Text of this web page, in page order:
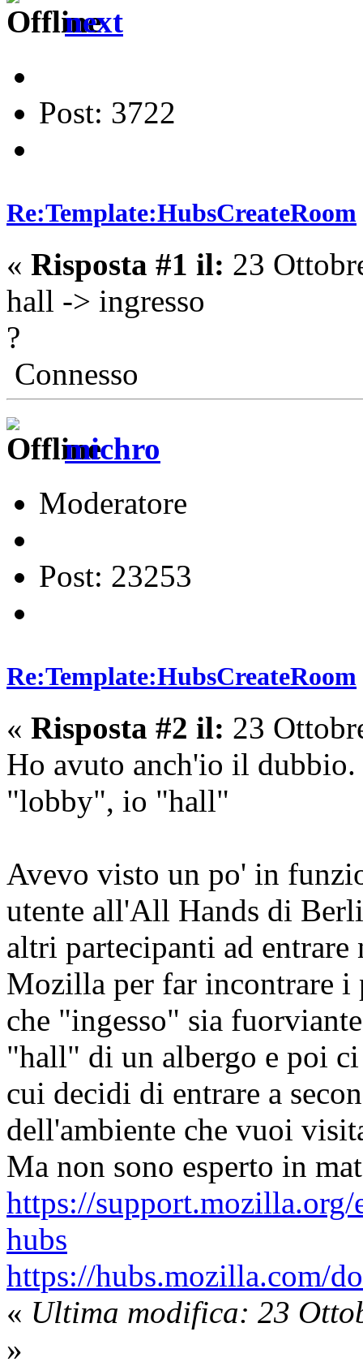
next
Post: 3722
Re:Template:HubsCreateRoom
« Risposta #1 il: 23
hall -> ingresso
?
Connesso
michro
Moderatore
Post: 23253
Re:Template:HubsCreateRoom
« Risposta #2 il: 23
Ho avuto anch'io il
"lobby", io "hall"
Avevo visto un po' in
utente all'All Hands di
altri partecipanti ad entrare
Mozilla per far incontrare i
che "ingesso" sia
"hall" di un albergo e poi
cui decidi di entrare a
dell'ambiente che vuoi
Ma non sono esperto in
https://
hubs
https://hubs.mozilla.com/
« Ultima modifica: 23
»